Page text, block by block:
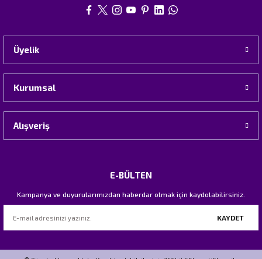
Üyelik
Kurumsal
Alışveriş
E-BÜLTEN
Kampanya ve duyurularımızdan haberdar olmak için kaydolabilirsiniz.
KAYDET